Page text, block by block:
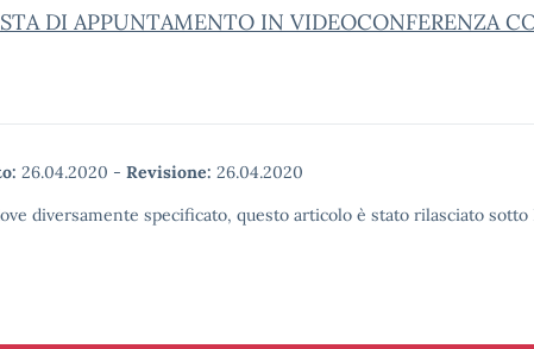
DI APPUNTAMENTO IN VIDEOCONFERENZA
26.04.2020 - Revisione: 26.04.2020
diversamente specificato, questo articolo è stato rilasciato